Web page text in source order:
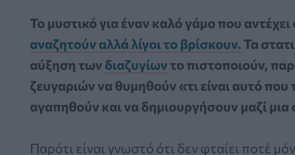
Το μυστικό για έναν καλό γάμο που αντέχει
αναζητούν αλλά λίγοι το βρίσκουν. Τα
αύξηση των διαζυγίωντο πιστοποιούν,
ζευγαριών να θυμηθούν «τι είναι αυτό
αγαπηθούν και να δημιουργήσουν μαζί μια
Παρότι είναι γνωστό ότι δεν φταίει ποτέ